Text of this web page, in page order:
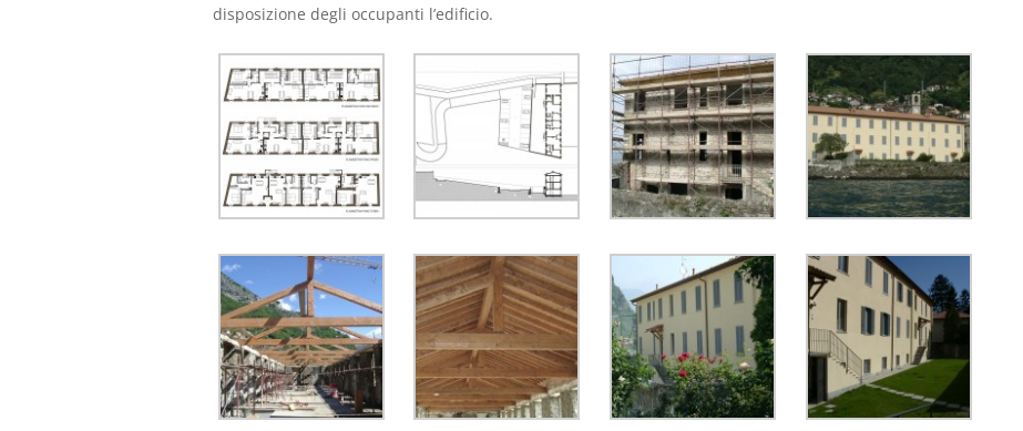
disposizione degli occupanti l’edificio.